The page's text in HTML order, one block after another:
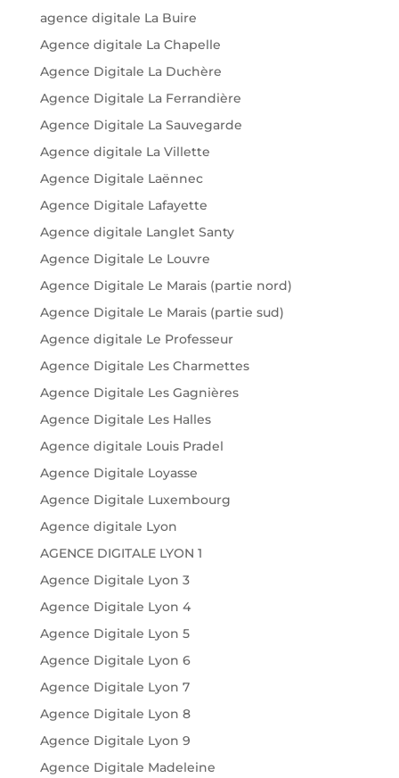
agence digitale La Buire
Agence digitale La Chapelle
Agence Digitale La Duchère
Agence Digitale La Ferrandière
Agence Digitale La Sauvegarde
Agence digitale La Villette
Agence Digitale Laënnec
Agence Digitale Lafayette
Agence digitale Langlet Santy
Agence Digitale Le Louvre
Agence Digitale Le Marais (partie nord)
Agence Digitale Le Marais (partie sud)
Agence digitale Le Professeur
Agence Digitale Les Charmettes
Agence Digitale Les Gagnières
Agence Digitale Les Halles
Agence digitale Louis Pradel
Agence Digitale Loyasse
Agence Digitale Luxembourg
Agence digitale Lyon
AGENCE DIGITALE LYON 1
Agence Digitale Lyon 3
Agence Digitale Lyon 4
Agence Digitale Lyon 5
Agence Digitale Lyon 6
Agence Digitale Lyon 7
Agence Digitale Lyon 8
Agence Digitale Lyon 9
Agence Digitale Madeleine